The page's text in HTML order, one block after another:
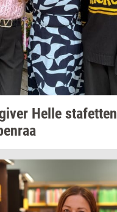
Helle sta­fet­ten